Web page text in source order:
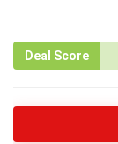
Deal Score